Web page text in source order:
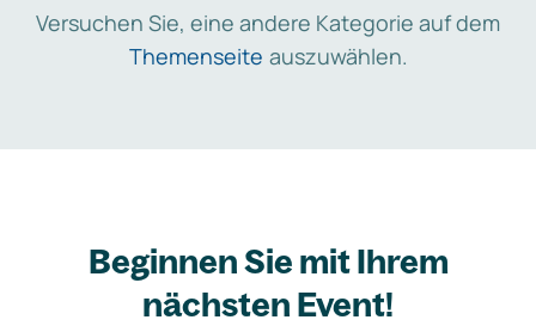
Versuchen Sie, eine andere Kategorie auf dem
Themenseite auszuwählen.
Beginnen Sie mit Ihrem
nächsten Event!